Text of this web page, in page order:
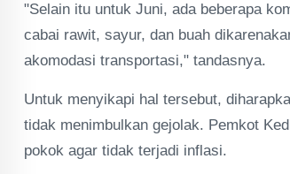
"Selain itu untuk Juni, ada beberapa
cabai rawit, sayur, dan buah
akomodasi transportasi," tandasnya.
Untuk menyikapi hal tersebut,
tidak menimbulkan gejolak. Pemkot
pokok agar tidak terjadi inflasi.